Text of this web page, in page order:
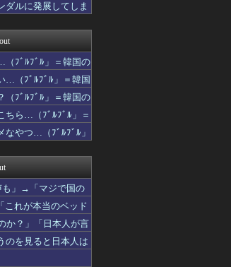
の反応
ゃい 海外...
【海外の反...
パー
海外の反...
ツ
翻訳
とめ
応
とめ
報
の反応
反応 コ...
応
韓国の反...
ルに発展してしま
ﾌﾞﾙﾌﾞﾙ」＝韓国の
…（ﾌﾞﾙﾌﾞﾙ」＝韓国
ﾌﾞﾙﾌﾞﾙ」＝韓国の
ちら…（ﾌﾞﾙﾌﾞﾙ」＝
やつ…（ﾌﾞﾙﾌﾞﾙ」
も」→「マジで国の
これが本当のベッド
か？」「日本人が言
のを見ると日本人は